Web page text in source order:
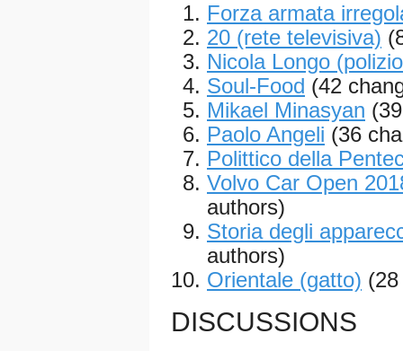
Forza armata
20 (rete televisiva)
Nicola Longo
Soul-Food (42
Mikael Minasyan
Paolo Angeli (36
Polittico della
Volvo Car Open
authors)
Storia degli
authors)
Orientale (gatto)
DISCUSSIONS